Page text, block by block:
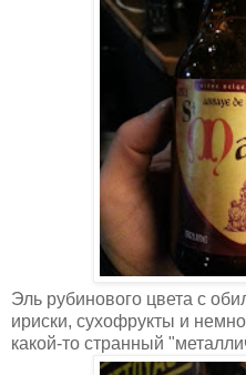
Эль рубинового цвета с
ириски, сухофрукты и
какой-то странный